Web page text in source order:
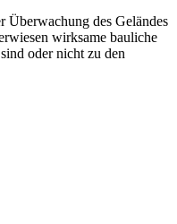
Überwachung des Geländes
wirksame bauliche
oder nicht zu den